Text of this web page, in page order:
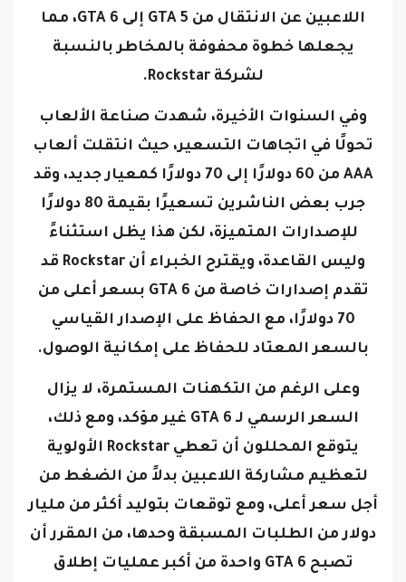
اللاعبين عن الانتقال من GTA 5 إلى GTA 6، مما
يجعلها خطوة محفوفة بالمخاطر بالنسبة
لشركة Rockstar.
وفي السنوات الأخيرة، شهدت صناعة الألعاب
تحولًا في اتجاهات التسعير، حيث انتقلت ألعاب
AAA من 60 دولارًا إلى 70 دولارًا كمعيار جديد، وقد
جرب بعض الناشرين تسعيرًا بقيمة 80 دولارًا
للإصدارات المتميزة، لكن هذا يظل استثناءً
وليس القاعدة، ويقترح الخبراء أن Rockstar قد
تقدم إصدارات خاصة من GTA 6 بسعر أعلى من
70 دولارًا، مع الحفاظ على الإصدار القياسي
بالسعر المعتاد للحفاظ على إمكانية الوصول.
وعلى الرغم من التكهنات المستمرة، لا يزال
السعر الرسمي لـ GTA 6 غير مؤكد، ومع ذلك،
يتوقع المحللون أن تعطي Rockstar الأولوية
لتعظيم مشاركة اللاعبين بدلاً من الضغط من
أجل سعر أعلى، ومع توقعات بتوليد أكثر من مليار
دولار من الطلبات المسبقة وحدها، من المقرر أن
تصبح GTA 6 واحدة من أكبر عمليات إطلاق